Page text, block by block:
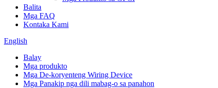
Balita
Mga FAQ
Kontaka Kami
English
Balay
Mga produkto
Mga De-koryenteng Wiring Device
Mga Panakip nga dili mabag-o sa panahon